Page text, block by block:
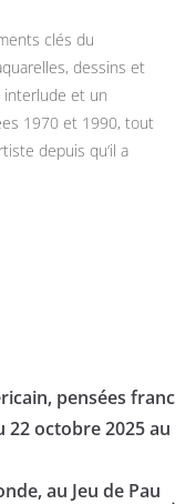
clés du
dessins et
et un
1970 et 1990, tout
depuis qu’il a
pensées franc
22 octobre 2025 au
au Jeu de Pau